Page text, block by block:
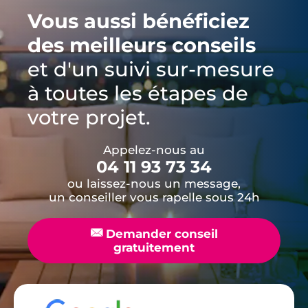
Vous aussi bénéficiez
des meilleurs conseils
et d'un suivi sur-mesure
à toutes les étapes de
votre projet.
Appelez-nous au
04 11 93 73 34
ou laissez-nous un message,
un conseiller vous rapelle sous 24h
📧Demander conseil
gratuitement